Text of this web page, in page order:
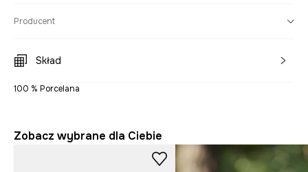
Producent
Skład
100 % Porcelana
Zobacz wybrane dla Ciebie